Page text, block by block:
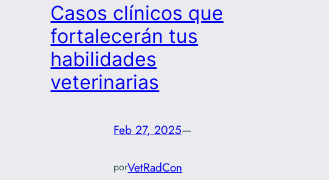
Casos clínicos que
fortalecerán tus
habilidades
veterinarias
Feb 27, 2025—
porVetRadCon